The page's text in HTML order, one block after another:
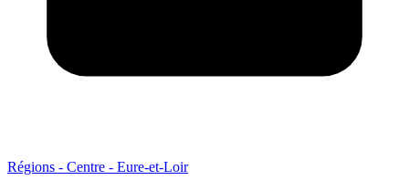
Régions - Centre - Eure-et-Loir